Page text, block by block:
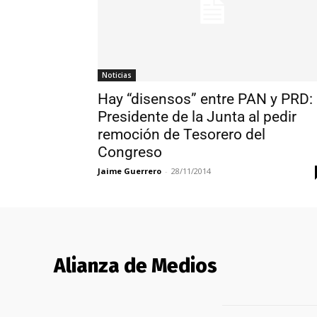
Noticias
Hay “disensos” entre PAN y PRD:
Presidente de la Junta al pedir
remoción de Tesorero del
Congreso
Jaime Guerrero - 28/11/2014
Alianza de Medios